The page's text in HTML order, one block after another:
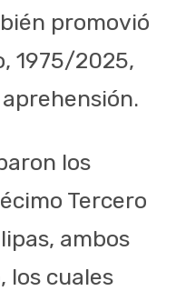
promovió
1975/2025,
los
Tercero
ambos
los cuales